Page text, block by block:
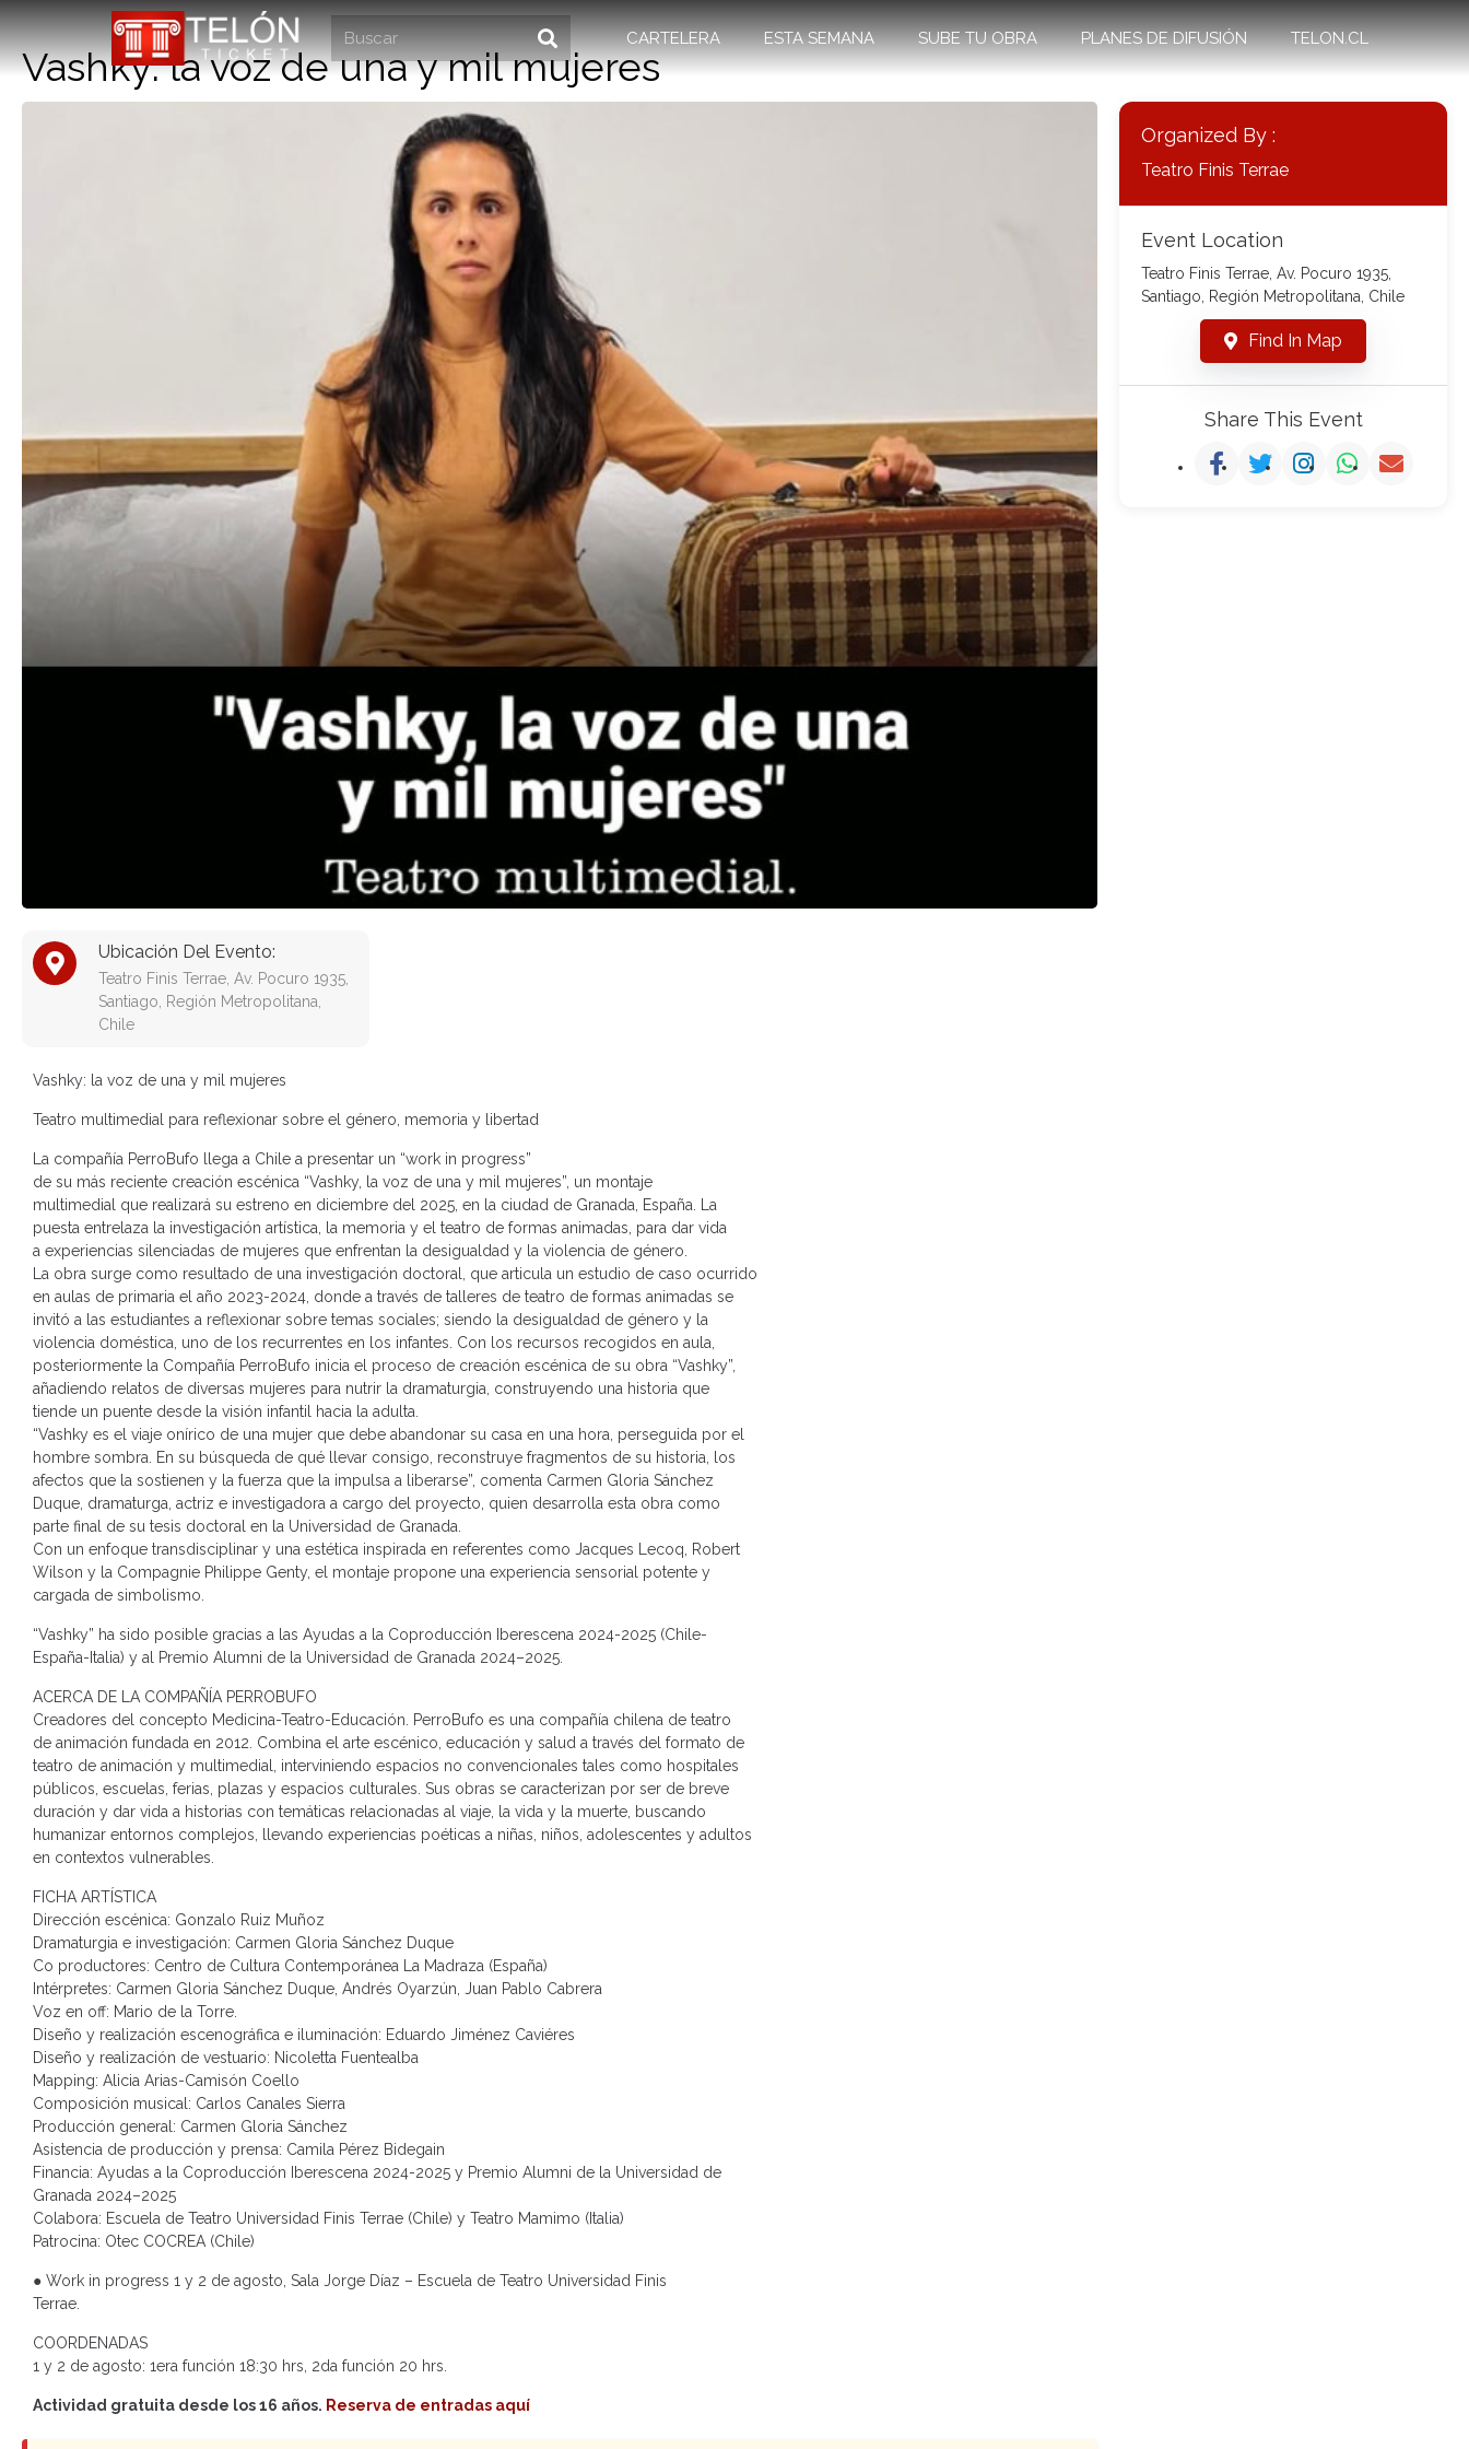
CARTELERA ESTA SEMANA SUBE TU OBRA PLANES DE DIFUSIÓN TELON.CL
Vashky: la voz de una y mil mujeres
Ubicación Del Evento:
Teatro Finis Terrae, Av. Pocuro 1935,
Santiago, Región Metropolitana,
Chile
Vashky: la voz de una y mil mujeres
Teatro multimedial para reflexionar sobre el género, memoria y libertad
La compañía PerroBufo llega a Chile a presentar un “work in progress”
de su más reciente creación escénica “Vashky, la voz de una y mil mujeres”, un montaje
multimedial que realizará su estreno en diciembre del 2025, en la ciudad de Granada, España. La
puesta entrelaza la investigación artística, la memoria y el teatro de formas animadas, para dar vida
a experiencias silenciadas de mujeres que enfrentan la desigualdad y la violencia de género.
La obra surge como resultado de una investigación doctoral, que articula un estudio de caso ocurrido
en aulas de primaria el año 2023-2024, donde a través de talleres de teatro de formas animadas se
invitó a las estudiantes a reflexionar sobre temas sociales; siendo la desigualdad de género y la
violencia doméstica, uno de los recurrentes en los infantes. Con los recursos recogidos en aula,
posteriormente la Compañía PerroBufo inicia el proceso de creación escénica de su obra “Vashky”,
añadiendo relatos de diversas mujeres para nutrir la dramaturgia, construyendo una historia que
tiende un puente desde la visión infantil hacia la adulta.
“Vashky es el viaje onírico de una mujer que debe abandonar su casa en una hora, perseguida por el
hombre sombra. En su búsqueda de qué llevar consigo, reconstruye fragmentos de su historia, los
afectos que la sostienen y la fuerza que la impulsa a liberarse”, comenta Carmen Gloria Sánchez
Duque, dramaturga, actriz e investigadora a cargo del proyecto, quien desarrolla esta obra como
parte final de su tesis doctoral en la Universidad de Granada.
Con un enfoque transdisciplinar y una estética inspirada en referentes como Jacques Lecoq, Robert
Wilson y la Compagnie Philippe Genty, el montaje propone una experiencia sensorial potente y
cargada de simbolismo.
“Vashky” ha sido posible gracias a las Ayudas a la Coproducción Iberescena 2024-2025 (Chile-
España-Italia) y al Premio Alumni de la Universidad de Granada 2024–2025.
ACERCA DE LA COMPAÑÍA PERROBUFO
Creadores del concepto Medicina-Teatro-Educación. PerroBufo es una compañía chilena de teatro
de animación fundada en 2012. Combina el arte escénico, educación y salud a través del formato de
teatro de animación y multimedial, interviniendo espacios no convencionales tales como hospitales
públicos, escuelas, ferias, plazas y espacios culturales. Sus obras se caracterizan por ser de breve
duración y dar vida a historias con temáticas relacionadas al viaje, la vida y la muerte, buscando
humanizar entornos complejos, llevando experiencias poéticas a niñas, niños, adolescentes y adultos
en contextos vulnerables.
FICHA ARTÍSTICA
Dirección escénica: Gonzalo Ruiz Muñoz
Dramaturgia e investigación: Carmen Gloria Sánchez Duque
Co productores: Centro de Cultura Contemporánea La Madraza (España)
Intérpretes: Carmen Gloria Sánchez Duque, Andrés Oyarzún, Juan Pablo Cabrera
Voz en off: Mario de la Torre.
Diseño y realización escenográfica e iluminación: Eduardo Jiménez Caviéres
Diseño y realización de vestuario: Nicoletta Fuentealba
Mapping: Alicia Arias-Camisón Coello
Composición musical: Carlos Canales Sierra
Producción general: Carmen Gloria Sánchez
Asistencia de producción y prensa: Camila Pérez Bidegain
Financia: Ayudas a la Coproducción Iberescena 2024-2025 y Premio Alumni de la Universidad de
Granada 2024–2025
Colabora: Escuela de Teatro Universidad Finis Terrae (Chile) y Teatro Mamimo (Italia)
Patrocina: Otec COCREA (Chile)
● Work in progress 1 y 2 de agosto, Sala Jorge Díaz – Escuela de Teatro Universidad Finis
Terrae.
COORDENADAS
1 y 2 de agosto: 1era función 18:30 hrs, 2da función 20 hrs.
Actividad gratuita desde los 16 años. Reserva de entradas aquí
Organized By :
Teatro Finis Terrae
Event Location
Teatro Finis Terrae, Av. Pocuro 1935,
Santiago, Región Metropolitana, Chile
Find In Map
Share This Event